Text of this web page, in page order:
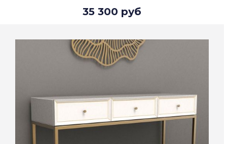
35 300 руб